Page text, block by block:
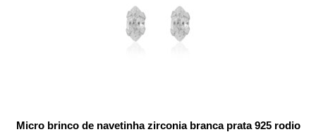
Micro brinco de navetinha zirconia branca prata 925 rodio